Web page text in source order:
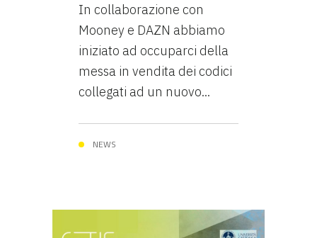
In collaborazione con
Mooney e DAZN abbiamo
iniziato ad occuparci della
messa in vendita dei codici
collegati ad un nuovo...
NEWS